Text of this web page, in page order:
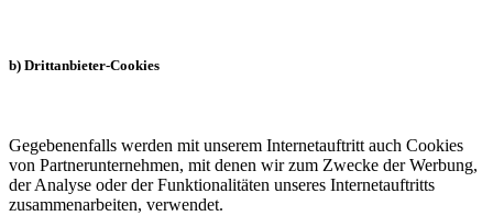
b) Drittanbieter-Cookies
Gegebenenfalls werden mit unserem Internetauftritt auch Cookies
von Partnerunternehmen, mit denen wir zum Zwecke der Werbung,
der Analyse oder der Funktionalitäten unseres Internetauftritts
zusammenarbeiten, verwendet.